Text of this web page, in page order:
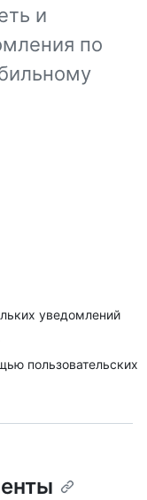
и
по
уведомлений
пользовательских